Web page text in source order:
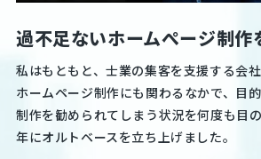
過不足ないホームぺージ制作
私はもともと、士業の集客を支援する会
ホームページ制作にも関わるなかで、目
制作を勧められてしまう状況を何度も目
年にオルトベースを立ち上げました。